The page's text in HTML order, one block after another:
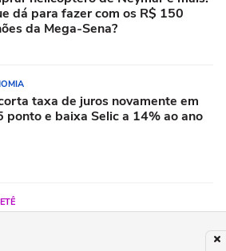
dá para fazer com os R$ 150
da Mega-Sena?
taxa de juros novamente em
ponto e baixa Selic a 14% ao ano